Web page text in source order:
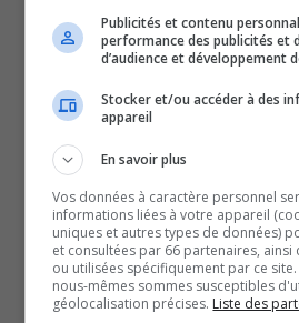
résidentiels locatifs.
gain en capital est imposable.
La co-porte-parole de Québec
propriétaires occupants, aux
qu’ils louent à l’occasion et aux
leur duplex ou triplex.
À lire aussi :
Début juillet, une période de
Publicités et contenu
performance des publicités et
d’audience et développement
Stocker et/ou accéder à des
appareil
En savoir plus
Vos données à caractère personnel
informations liées à votre appareil
uniques et autres types de données)
et consultées par 66 partenaires, ainsi
ou utilisées spécifiquement par ce
nous-mêmes sommes susceptibles
géolocalisation précises. Liste des